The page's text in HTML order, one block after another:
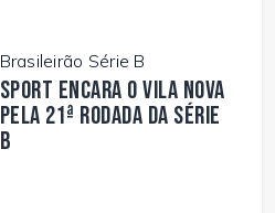
Brasileirão Série B
Sport encara o Vila Nova
pela 21ª rodada da Série
B